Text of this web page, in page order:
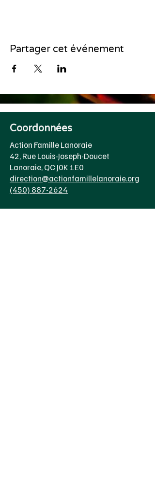
Partager cet événement
Coordonnées
Action Famille Lanoraie
42, Rue Louis-Joseph-Doucet
Lanoraie, QC J0K 1E0
direction@actionfamillelanoraie.org
(450) 887-2624